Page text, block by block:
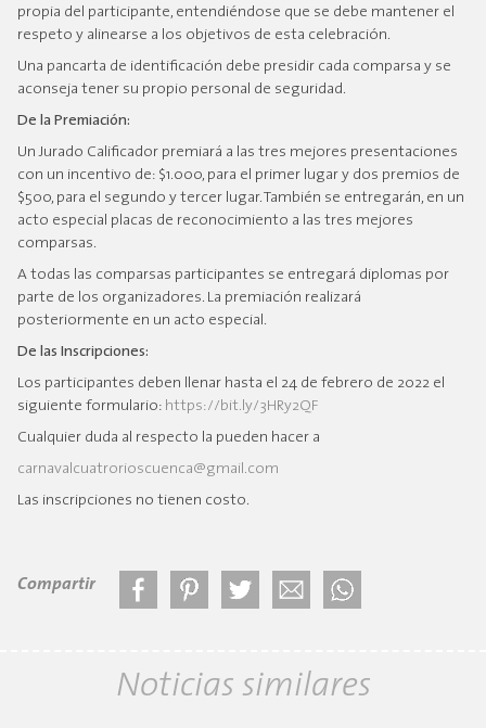
propia del participante, entendiéndose que se debe mantener el
respeto y alinearse a los objetivos de esta celebración.
Una pancarta de identificación debe presidir cada comparsa y se
aconseja tener su propio personal de seguridad.
De la Premiación:
Un Jurado Calificador premiará a las tres mejores presentaciones
con un incentivo de: $1.000, para el primer lugar y dos premios de
$500, para el segundo y tercer lugar. También se entregarán, en un
acto especial placas de reconocimiento a las tres mejores
comparsas.
A todas las comparsas participantes se entregará diplomas por
parte de los organizadores. La premiación realizará
posteriormente en un acto especial.
De las Inscripciones:
Los participantes deben llenar hasta el 24 de febrero de 2022 el
siguiente formulario: https://bit.ly/3HRy2QF
Cualquier duda al respecto la pueden hacer a
carnavalcuatrorioscuenca@gmail.com
Las inscripciones no tienen costo.
Compartir
Noticias similares